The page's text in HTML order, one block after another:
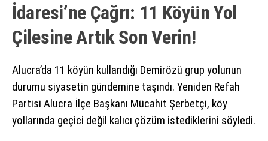
SIYASET
ASAYIŞ
SPOR
YAŞAM
EĞITIM
İdaresi’ne Çağrı: 11 Köyün Yol
Çilesine Artık Son Verin!
Alucra’da 11 köyün kullandığı Demirözü grup yolunun
durumu siyasetin gündemine taşındı. Yeniden Refah
Partisi Alucra İlçe Başkanı Mücahit Şerbetçi, köy
yollarında geçici değil kalıcı çözüm istediklerini söyledi.